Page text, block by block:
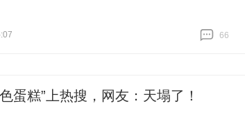
66
蛋糕”上热搜，网友：天塌了！